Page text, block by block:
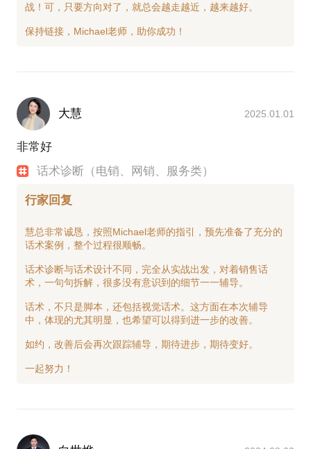
战！可，只要方向对了，就总会越走越近，越来越好。
大慧 2025.01.01
非常好
话术诊断（电销、网销、服务类）
行家回复
慧总非常诚恳，按照Michael老师的指引，预先准备了充分的
话术案例，整个过程很顺畅。
话术诊断与话术设计不同，完全从实战出发，对着销售话
术，一句句拆解，很多没有意识到的细节一一辅导。
话术，不只是脚本，还包括视觉话术。这方面在本次辅导
中，体现的尤其明显，也希望可以得到进一步的改善。
如约，改善后会再次跟踪辅导，期待进步，期待变好。